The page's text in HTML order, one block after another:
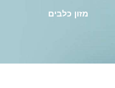
מזון כלבים